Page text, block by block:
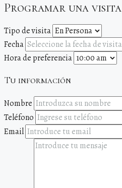
Programar una visita
Tipo de visita
Fecha
Hora de preferencia
Tu información
Nombre
Teléfono
Email